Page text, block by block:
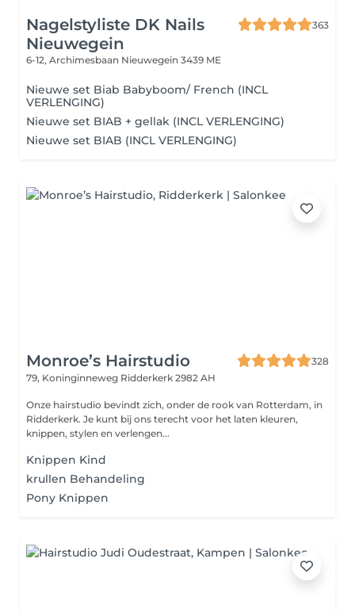
Nagelstyliste DK Nails
Nieuwegein
363
6-12, Archimesbaan Nieuwegein 3439 ME
Nieuwe set Biab Babyboom/ French (INCL
VERLENGING)
Nieuwe set BIAB + gellak (INCL VERLENGING)
Nieuwe set BIAB (INCL VERLENGING)
Monroe’s Hairstudio
328
79, Koninginneweg Ridderkerk 2982 AH
Onze hairstudio bevindt zich, onder de rook van Rotterdam, in
Ridderkerk. Je kunt bij ons terecht voor het laten kleuren,
knippen, stylen en verlengen...
Knippen Kind
krullen Behandeling
Pony Knippen